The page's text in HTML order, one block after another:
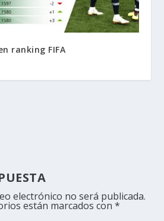
ranking FIFA
electrónico no será publicada.
están marcados con*